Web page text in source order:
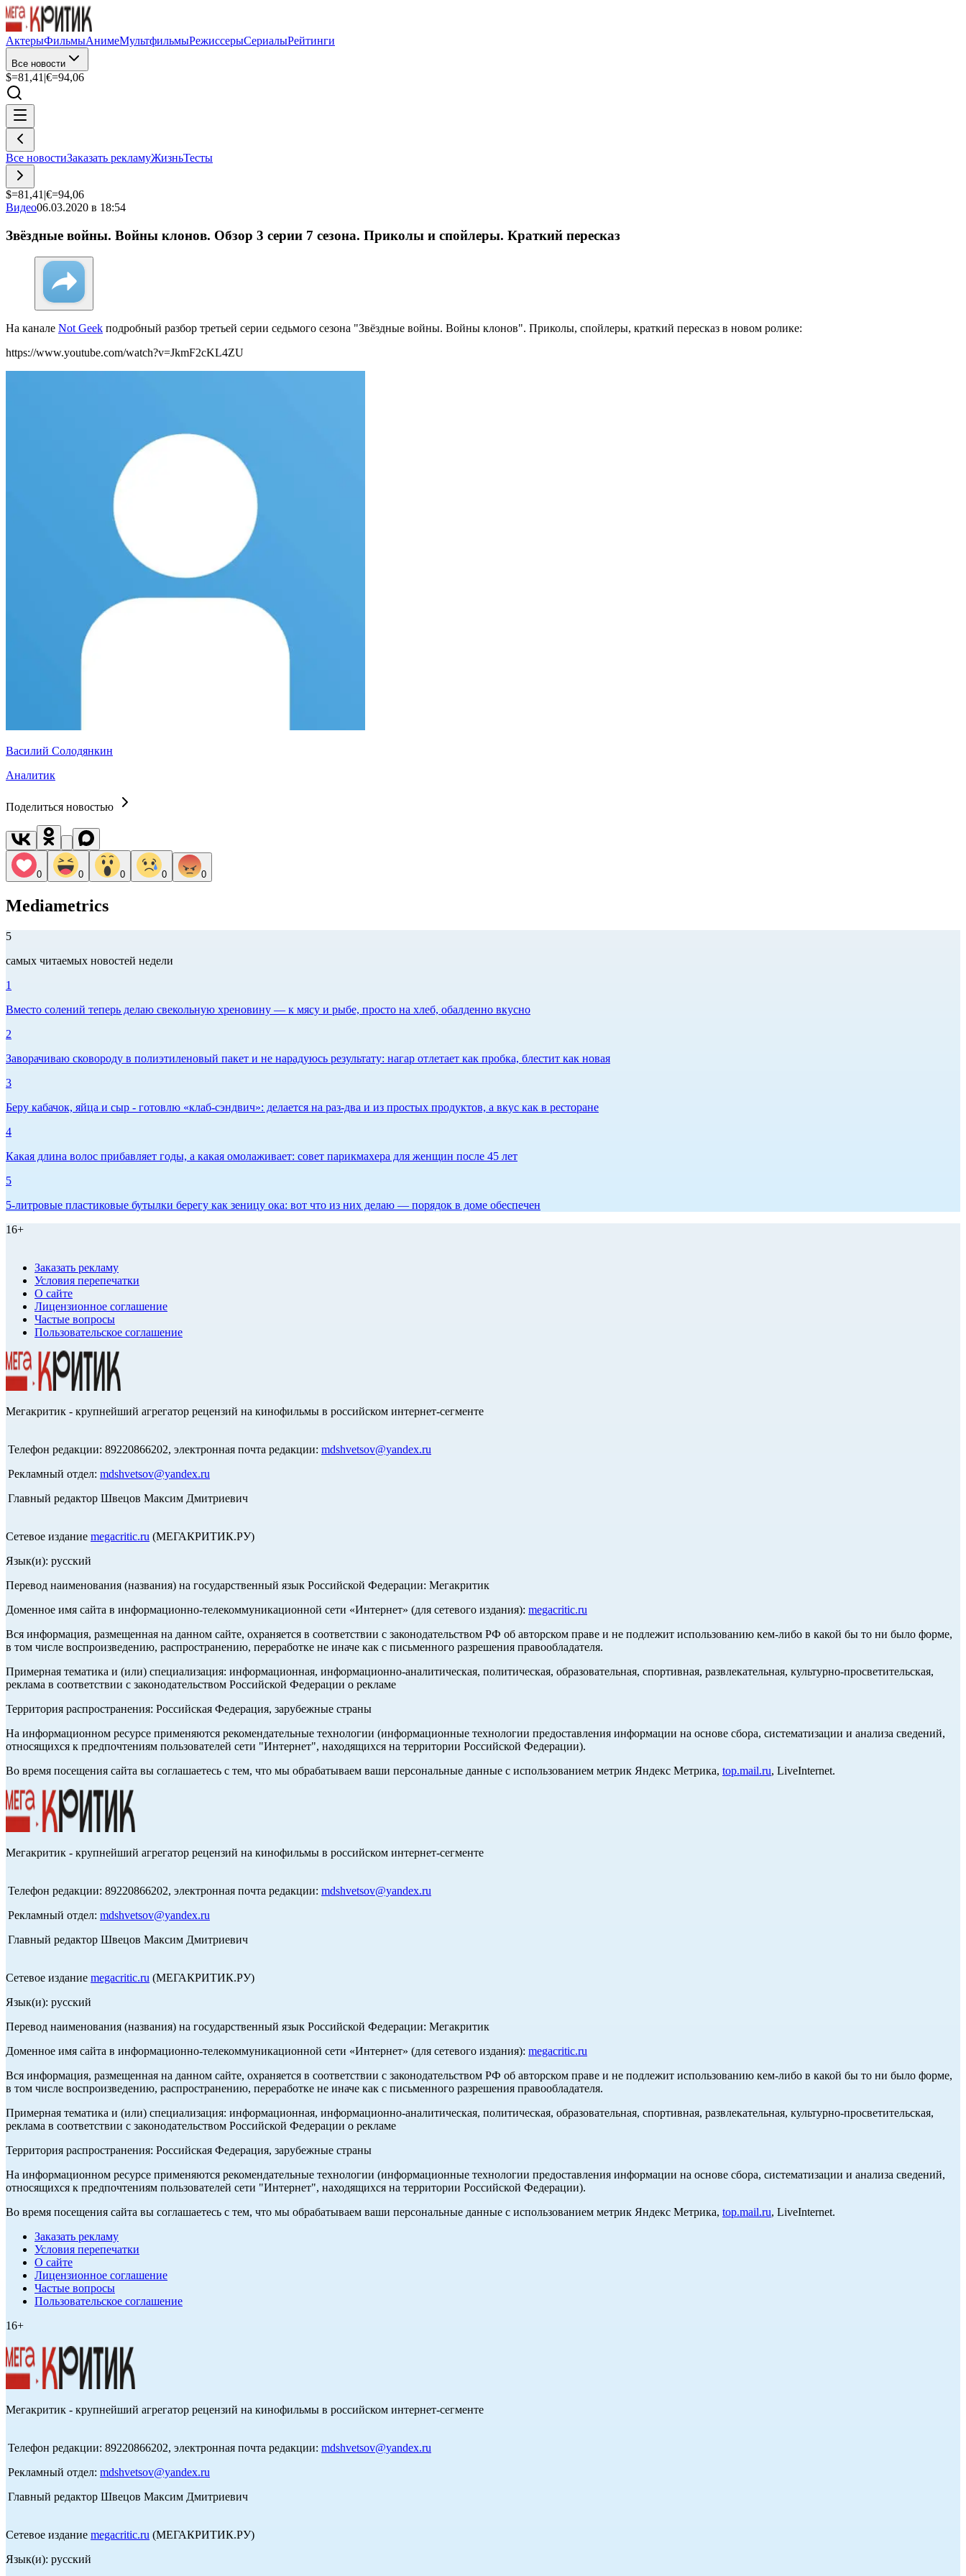
АктерыФильмыАнимеМультфильмыРежиссерыСериалыРейтинги
Все новости
$=81,41 |€=94,06
Все новостиЗаказать рекламуЖизньТесты
$=81,41 |€=94,06
Видео06.03.2020 в 18:54
Звёздные войны. Войны клонов. Обзор 3 серии 7 сезона. Приколы и спойлеры. Краткий пересказ
На канале Not Geek подробный разбор третьей серии седьмого сезона "Звёздные войны. Войны клонов". Приколы, спойлеры, краткий пересказ в новом ролике:
https://www.youtube.com/watch?v=JkmF2cKL4ZU
Василий Солодянкин
Аналитик
Поделиться новостью
0 0 0 0 0
Mediametrics
5
самых читаемых новостей недели
1
Вместо солений теперь делаю свекольную хреновину — к мясу и рыбе, просто на хлеб, обалденно вкусно
2
Заворачиваю сковороду в полиэтиленовый пакет и не нарадуюсь результату: нагар отлетает как пробка, блестит как новая
3
Беру кабачок, яйца и сыр - готовлю «клаб-сэндвич»: делается на раз-два и из простых продуктов, а вкус как в ресторане
4
Какая длина волос прибавляет годы, а какая омолаживает: совет парикмахера для женщин после 45 лет
5
5-литровые пластиковые бутылки берегу как зеницу ока: вот что из них делаю — порядок в доме обеспечен
16+
Заказать рекламу
Условия перепечатки
О сайте
Лицензионное соглашение
Частые вопросы
Пользовательское соглашение
Мегакритик - крупнейший агрегатор рецензий на кинофильмы в российском интернет-сегменте
Телефон редакции: 89220866202, электронная почта редакции: mdshvetsov@yandex.ru
Рекламный отдел: mdshvetsov@yandex.ru
Главный редактор Швецов Максим Дмитриевич
Сетевое издание megacritic.ru (МЕГАКРИТИК.РУ)
Язык(и): русский
Перевод наименования (названия) на государственный язык Российской Федерации: Мегакритик
Доменное имя сайта в информационно-телекоммуникационной сети «Интернет» (для сетевого издания): megacritic.ru
Вся информация, размещенная на данном сайте, охраняется в соответствии с законодательством РФ об авторском праве и не подлежит использованию кем-либо в какой бы то ни было форме,
в том числе воспроизведению, распространению, переработке не иначе как с письменного разрешения правообладателя.
Примерная тематика и (или) специализация: информационная, информационно-аналитическая, политическая, образовательная, спортивная, развлекательная, культурно-просветительская,
реклама в соответствии с законодательством Российской Федерации о рекламе
Территория распространения: Российская Федерация, зарубежные страны
На информационном ресурсе применяются рекомендательные технологии (информационные технологии предоставления информации на основе сбора, систематизации и анализа сведений,
относящихся к предпочтениям пользователей сети "Интернет", находящихся на территории Российской Федерации).
Во время посещения сайта вы соглашаетесь с тем, что мы обрабатываем ваши персональные данные с использованием метрик Яндекс Метрика, top.mail.ru, LiveInternet.
Мегакритик - крупнейший агрегатор рецензий на кинофильмы в российском интернет-сегменте
Телефон редакции: 89220866202, электронная почта редакции: mdshvetsov@yandex.ru
Рекламный отдел: mdshvetsov@yandex.ru
Главный редактор Швецов Максим Дмитриевич
Сетевое издание megacritic.ru (МЕГАКРИТИК.РУ)
Язык(и): русский
Перевод наименования (названия) на государственный язык Российской Федерации: Мегакритик
Доменное имя сайта в информационно-телекоммуникационной сети «Интернет» (для сетевого издания): megacritic.ru
Вся информация, размещенная на данном сайте, охраняется в соответствии с законодательством РФ об авторском праве и не подлежит использованию кем-либо в какой бы то ни было форме,
в том числе воспроизведению, распространению, переработке не иначе как с письменного разрешения правообладателя.
Примерная тематика и (или) специализация: информационная, информационно-аналитическая, политическая, образовательная, спортивная, развлекательная, культурно-просветительская,
реклама в соответствии с законодательством Российской Федерации о рекламе
Территория распространения: Российская Федерация, зарубежные страны
На информационном ресурсе применяются рекомендательные технологии (информационные технологии предоставления информации на основе сбора, систематизации и анализа сведений,
относящихся к предпочтениям пользователей сети "Интернет", находящихся на территории Российской Федерации).
Во время посещения сайта вы соглашаетесь с тем, что мы обрабатываем ваши персональные данные с использованием метрик Яндекс Метрика, top.mail.ru, LiveInternet.
Заказать рекламу
Условия перепечатки
О сайте
Лицензионное соглашение
Частые вопросы
Пользовательское соглашение
16+
Мегакритик - крупнейший агрегатор рецензий на кинофильмы в российском интернет-сегменте
Телефон редакции: 89220866202, электронная почта редакции: mdshvetsov@yandex.ru
Рекламный отдел: mdshvetsov@yandex.ru
Главный редактор Швецов Максим Дмитриевич
Сетевое издание megacritic.ru (МЕГАКРИТИК.РУ)
Язык(и): русский